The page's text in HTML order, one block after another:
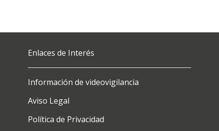
Enlaces de Interés
Información de videovigilancia
Aviso Legal
Política de Privacidad